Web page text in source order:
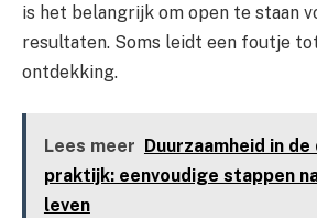
is het belangrijk om open te staan
resultaten. Soms leidt een foutje
ontdekking.
Lees meer Duurzaamheid in
praktijk: eenvoudige stappen
leven